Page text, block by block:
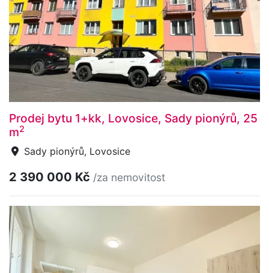
Prodej bytu 1+kk, Lovosice, Sady pionýrů, 25
m2
Sady pionýrů, Lovosice
2 390 000 Kč /za nemovitost